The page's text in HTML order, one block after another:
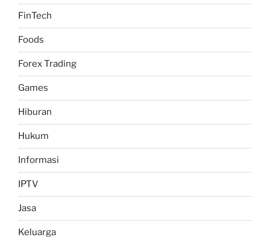
FinTech
Foods
Forex Trading
Games
Hiburan
Hukum
Informasi
IPTV
Jasa
Keluarga